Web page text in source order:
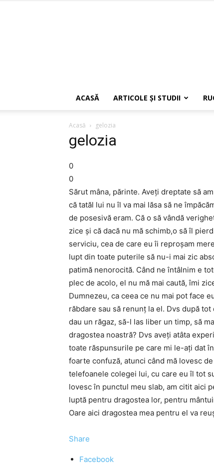
ACASĂ ARTICOLE ŞI STUDII
Acasă gelozia
gelozia
0
0
Sărut mâna, părinte. Aveţi dreptate să
că tatăl lui nu îl va mai lăsa să ne
de posesivă eram. Că o să vândă
zice şi că dacă nu mă schimb,o să îl
serviciu, cea de care eu îi reproşam
lupt din toate puterile să nu-i mai zic
patimă nenorocită. Când ne întâlnim e
plec de acolo, el nu mă mai caută, îmi
Dumnezeu, ca ceea ce nu mai pot face
răbdare sau să renunţ la el. Dvs după
dau un răgaz, să-l las liber un timp, să
dragostea noastră? Dvs aveţi atâta
toate răspunsurile pe care mi le-aţi dat
foarte confuză, atunci când mă lovesc
telefoanele colegei lui, cu care eu îl tot
lovesc în punctul meu slab, am citit aici
luptă pentru dragostea lor, pentru
Oare aici dragostea mea pentru el va
Share
Facebook